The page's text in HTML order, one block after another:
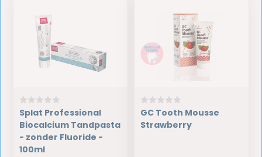
Splat Professional
Biocalcium Tandpasta
- zonder Fluoride -
100ml
GC Tooth Mousse
Strawberry